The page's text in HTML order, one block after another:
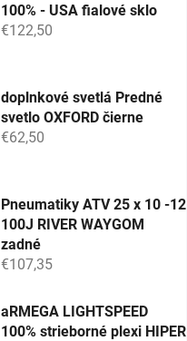
100% - USA fialové sklo
€122,50
doplnkové svetlá Predné
svetlo OXFORD čierne
€62,50
Pneumatiky ATV 25 x 10 -12
100J RIVER WAYGOM
zadné
€107,35
aRMEGA LIGHTSPEED
100% strieborné plexi HIPER